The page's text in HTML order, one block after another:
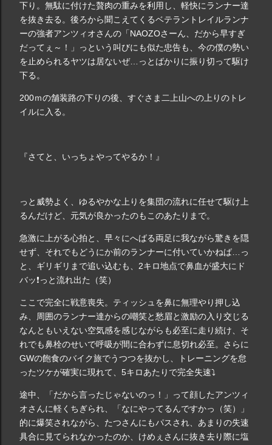
下り。無駄に付けた贅肉の重みを利用し、軽快にランナー達
を抜き去る。後ろから聞こえてくるベテラントレイルランナ
ーの強者アンツィオさんの「NAOZOさーん、だから早すぎ
だってぇ～！」っという叫びにも似た忠告も、今の僕の勢い
を止められるヤツは居ないぜ…っとばかりに振り切って駆け
下る。
200ｍの舗装路の下りの後、すぐさま二上山への上りのトレ
イルに入る。
『さてと、いっちょやってやるか！』
っと威勢よく、ゆるやかな上りを集団の流れに任せて駆け上
るんだけど、元気が良かったのもこのあたりまで。
急激に上がる心拍と、早々にへばる両足に我ながら驚きを隠
せず、それでもどうにか前のランナーに付いていかねば…っ
と、ギリギリまで追い込むも、2キロ地点で鼻血が盛大にド
バッ❗️っと流れ出た（笑）
ここで完全に戦意喪失。ティッシュを鼻に無理やり押し込
み、周囲のランナー達からの嘲笑と愁眉と激励の入り交じる
なんともいえない空気感を感じながらも必至に走り続け、そ
れでも鼻栓のせいで呼吸が間に合わずに息切れ必至。さらに
GWの飽食のバイク旅でうつつを抜かし、トレーニングを怠
ったツケが確実に現れて、5キロあたりで完全失速⤵︎
途中、「だから言ったじゃないのっ！」って顔したアンツィ
オさんに軽くちぎられ、「なにやってるんですかっ（笑）」
的に爆笑されながら、たつさんにもパスされ、あまりの失速
具合に見てられなかったのか、けめぇさんに抜き去り際に塩